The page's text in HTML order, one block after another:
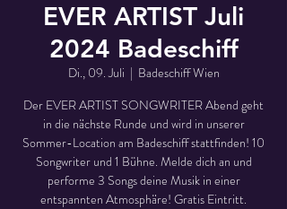
EVER ARTIST Juli
2024 Badeschiff
Di., 09. Juli
  |
Badeschiff Wien
Der EVER ARTIST SONGWRITER Abend geht
in die nächste Runde und wird in unserer
Sommer-Location am Badeschiff stattfinden! 10
Songwriter und 1 Bühne. Melde dich an und
performe 3 Songs deine Musik in einer
entspannten Atmosphäre! Gratis Eintritt.